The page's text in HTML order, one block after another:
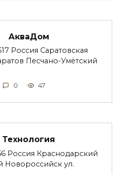
АкваДом
Россия Саратовская
Песчано-Умётский
0 47
Технология
Россия Краснодарский
Новороссийск ул.